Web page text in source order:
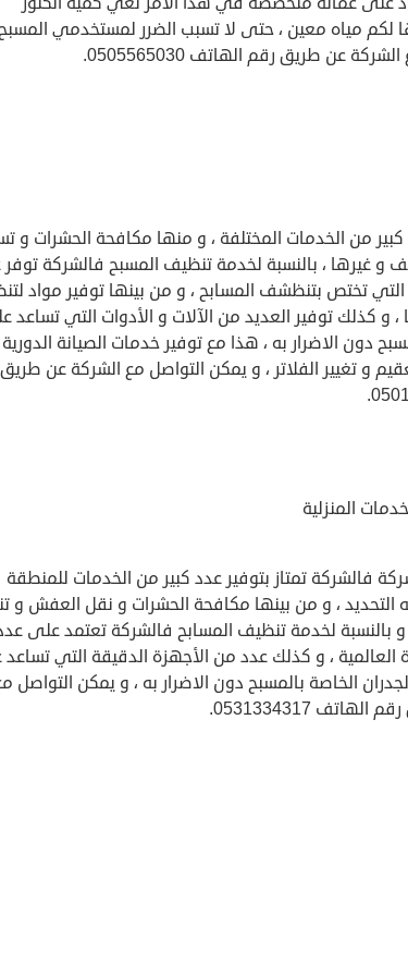
لكم مياه معين ، حتى لا تسبب الضرر لمستخدمي
عن طريق رقم الهاتف 0505565030.
من الخدمات المختلفة ، و منها مكافحة الحشرات و
و غيرها ، بالنسبة لخدمة تنظيف المسبح فالشركة
التي تختص بتنظشف المسابح ، و من بينها توفير مواد
، و كذلك توفير العديد من الآلات و الأدوات التي تساعد
دون الاضرار به ، هذا مع توفير خدمات الصيانة
و تغيير الفلاتر ، و يمكن التواصل مع الشركة عن
المنزلية
فالشركة تمتاز بتوفير عدد كبير من الخدمات للمنطقة
التحديد ، و من بينها مكافحة الحشرات و نقل العفش و
و بالنسبة لخدمة تنظيف المسابح فالشركة تعتمد على
العالمية ، و كذلك عدد من الأجهزة الدقيقة التي
الخاصة بالمسبح دون الاضرار به ، و يمكن التواصل
0531334317.